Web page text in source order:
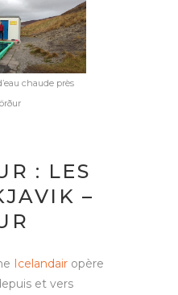
chaude près
: LES
–
Icelandair opère
et vers